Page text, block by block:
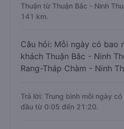
Thuận từ Thuận Bắc - Ninh
141 km.
Câu hỏi: Mỗi ngày có bao
khách Thuận Bắc - Ninh
Rang-Tháp Chàm - Ninh
Trả lời: Trung bình mỗi ngày
đầu từ 0:05 đến 21:20.